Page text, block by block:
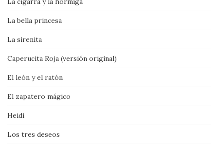
La bella princesa
La sirenita
Caperucita Roja (versión original)
El león y el ratón
El zapatero mágico
Heidi
Los tres deseos